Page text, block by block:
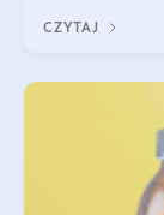
robić?
CZYTAJ